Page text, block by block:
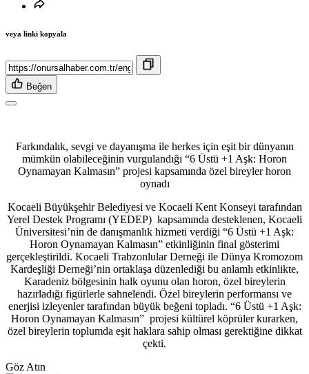
veya linki kopyala
Beğen
Farkındalık, sevgi ve dayanışma ile herkes için eşit bir dünyanın
mümkün olabileceğinin vurgulandığı “6 Üstü +1 Aşk: Horon
Oynamayan Kalmasın” projesi kapsamında özel bireyler horon
oynadı
Kocaeli Büyükşehir Belediyesi ve Kocaeli Kent Konseyi tarafından
Yerel Destek Programı (YEDEP) kapsamında desteklenen, Kocaeli
Üniversitesi’nin de danışmanlık hizmeti verdiği “6 Üstü +1 Aşk:
Horon Oynamayan Kalmasın” etkinliğinin final gösterimi
gerçekleştirildi. Kocaeli Trabzonlular Derneği ile Dünya Kromozom
Kardeşliği Derneği’nin ortaklaşa düzenlediği bu anlamlı etkinlikte,
Karadeniz bölgesinin halk oyunu olan horon, özel bireylerin
hazırladığı figürlerle sahnelendi. Özel bireylerin performansı ve
enerjisi izleyenler tarafından büyük beğeni topladı. “6 Üstü +1 Aşk:
Horon Oynamayan Kalmasın” projesi kültürel köprüler kurarken,
özel bireylerin toplumda eşit haklara sahip olması gerektiğine dikkat
çekti.
Göz Atın